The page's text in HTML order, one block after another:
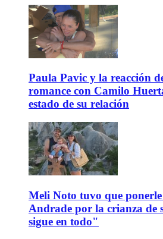
Paula Pavic y la reacción
romance con Camilo
estado de su relación
Meli Noto tuvo que
Andrade por la crianza de
sigue en todo"